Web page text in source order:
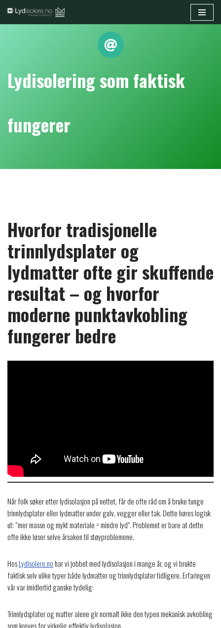
Hopp
Lydisolering som faktisk
fungerer
Hvorfor tradisjonelle
trinnlydsplater og
lydmatter ofte gir skuffende
resultat – og hvorfor
moderne punktavkobling
fungerer bedre
Når folk søker etter lydisolasjon på nettet, får de ofte råd om å bruke tunge
trinnlydsplater eller lydmatter under gulv, vegger eller tak. Dette høres logisk
ut: “mer masse og mykt materiale = mindre lyd”. Problemet er bare at dette
ofte ikke løser selve årsaken til støyproblemene.
HosLydisolere.nohar vi jobbet med lydisolasjon i mange år, og vi brukte
faktisk selv ulike typer både lydmatter og trinnlydsplater tidligere. Erfaringen
vår var imidlertid ganske tydelig:
Trinnlydsplater og matter alene gir normalt ikke den typen mekanisk avkobling
som kreves for virkelig effektiv lydisolasjon.